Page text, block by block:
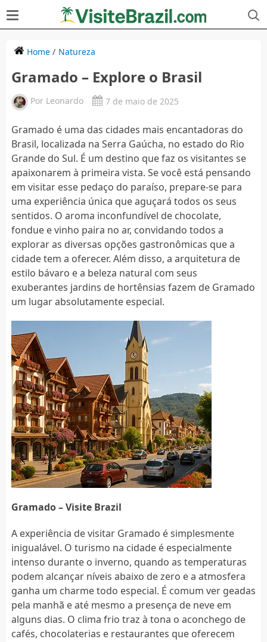
Home/ Natureza
Gramado – Explore o Brasil
Por Leonardo 7 de maio de 2025
Gramado é uma das cidades mais encantadoras do
Brasil, localizada na Serra Gaúcha, no estado do Rio
Grande do Sul. É um destino que faz os visitantes se
apaixonarem à primeira vista. Se você está pensando
em visitar esse pedaço do paraíso, prepare-se para
uma experiência única que aguçará todos os seus
sentidos. O aroma inconfundível de chocolate,
fondue e vinho paira no ar, convidando todos a
explorar as diversas opções gastronômicas que a
cidade tem a oferecer. Além disso, a arquitetura de
estilo bávaro e a beleza natural com seus
exuberantes jardins de hortênsias fazem de Gramado
um lugar absolutamente especial.
Gramado – Visite Brazil
A experiência de visitar Gramado é simplesmente
inigualável. O turismo na cidade é especialmente
intenso durante o inverno, quando as temperaturas
podem alcançar níveis abaixo de zero e a atmosfera
ganha um charme todo especial. É comum ver geadas
pela manhã e até mesmo a presença de neve em
alguns dias. O clima frio traz à tona o aconchego de
cafés, chocolaterias e restaurantes que oferecem